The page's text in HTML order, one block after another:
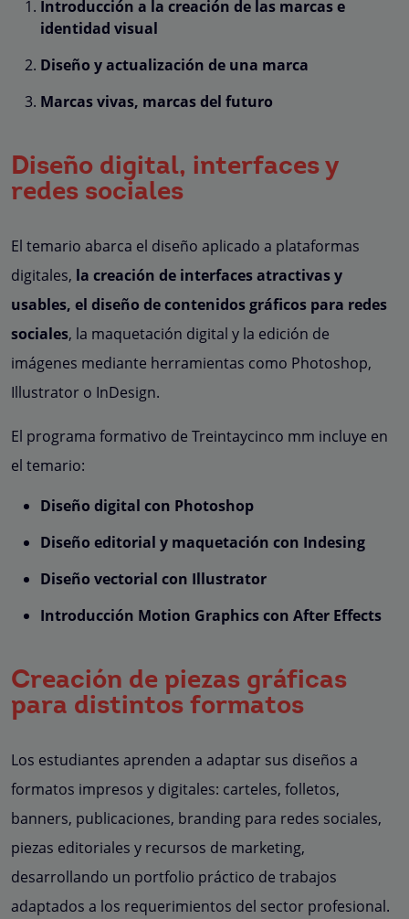
Introducción a la creación de las marcas e
identidad visual
Diseño y actualización de una marca
Marcas vivas, marcas del futuro
Diseño digital, interfaces y
redes sociales
El temario abarca el diseño aplicado a plataformas
digitales, la creación de interfaces atractivas y
usables, el diseño de contenidos gráficos para redes
sociales, la maquetación digital y la edición de
imágenes mediante herramientas como Photoshop,
Illustrator o InDesign.
El programa formativo de Treintaycinco mm incluye en
el temario:
Diseño digital con Photoshop
Diseño editorial y maquetación con Indesing
Diseño vectorial con Illustrator
Introducción Motion Graphics con After Effects
Creación de piezas gráficas
para distintos formatos
Los estudiantes aprenden a adaptar sus diseños a
formatos impresos y digitales: carteles, folletos,
banners, publicaciones, branding para redes sociales,
piezas editoriales y recursos de marketing,
desarrollando un portfolio práctico de trabajos
adaptados a los requerimientos del sector profesional.